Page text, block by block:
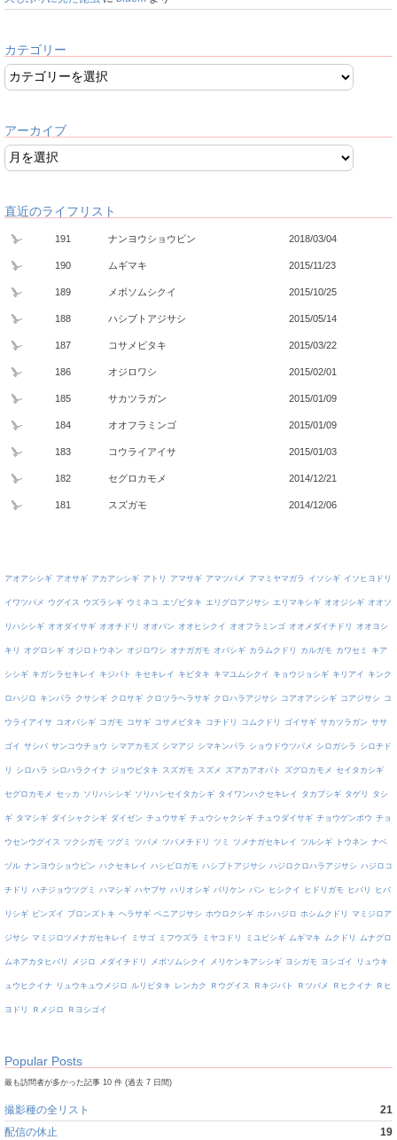
カテゴリー
アーカイブ
直近のライフリスト
191 ナンヨウショウビン 2018/03/04
190 ムギマキ 2015/11/23
189 メボソムシクイ 2015/10/25
188 ハシブトアジサシ 2015/05/14
187 コサメビタキ 2015/03/22
186 オジロワシ 2015/02/01
185 サカツラガン 2015/01/09
184 オオフラミンゴ 2015/01/09
183 コウライアイサ 2015/01/03
182 セグロカモメ 2014/12/21
181 スズガモ 2014/12/06
アオアシシギ アオサギ アカアシシギ アトリ アマサギ アマツバメ アマミヤマガラ イソシギ イソヒヨドリ
イワツバメ ウグイス ウズラシギ ウミネコ エゾビタキ エリグロアジサシ エリマキシギ オオジシギ オオソ
リハシシギ オオダイサギ オオチドリ オオバン オオヒシクイ オオフラミンゴ オオメダイチドリ オオヨシ
キリ オグロシギ オジロトウネン オジロワシ オナガガモ オバシギ カラムクドリ カルガモ カワセミ キア
シシギ キガシラセキレイ キジバト キセキレイ キビタキ キマユムシクイ キョウジョシギ キリアイ キンク
ロハジロ キンパラ クサシギ クロサギ クロツラヘラサギ クロハラアジサシ コアオアシシギ コアジサシ コ
ウライアイサ コオバシギ コガモ コサギ コサメビタキ コチドリ コムクドリ ゴイサギ サカツラガン ササ
ゴイ サシバ サンコウチョウ シマアカモズ シマアジ シマキンパラ ショウドウツバメ シロガシラ シロチド
リ シロハラ シロハラクイナ ジョウビタキ スズガモ スズメ ズアカアオバト ズグロカモメ セイタカシギ
セグロカモメ セッカ ソリハシシギ ソリハシセイタカシギ タイワンハクセキレイ タカブシギ タゲリ タシ
ギ タマシギ ダイシャクシギ ダイゼン チュウサギ チュウシャクシギ チュウダイサギ チョウゲンボウ チョ
ウセンウグイス ツクシガモ ツグミ ツバメ ツバメチドリ ツミ ツメナガセキレイ ツルシギ トウネン ナベ
ヅル ナンヨウショウビン ハクセキレイ ハシビロガモ ハシブトアジサシ ハジロクロハラアジサシ ハジロコ
チドリ ハチジョウツグミ ハマシギ ハヤブサ ハリオシギ バリケン バン ヒシクイ ヒドリガモ ヒバリ ヒバ
リシギ ビンズイ ブロンズトキ ヘラサギ ベニアジサシ ホウロクシギ ホシハジロ ホシムクドリ マミジロア
ジサシ マミジロツメナガセキレイ ミサゴ ミフウズラ ミヤコドリ ミユビシギ ムギマキ ムクドリ ムナグロ
ムネアカタヒバリ メジロ メダイチドリ メボソムシクイ メリケンキアシシギ ヨシガモ ヨシゴイ リュウキ
ュウヒクイナ リュウキュウメジロ ルリビタキ レンカク Ｒウグイス Ｒキジバト Ｒツバメ Ｒヒクイナ Ｒヒ
ヨドリ Ｒメジロ Ｒヨシゴイ
Popular Posts
最も訪問者が多かった記事 10 件 (過去 7 日間)
撮影種の全リスト
21
配信の休止
19